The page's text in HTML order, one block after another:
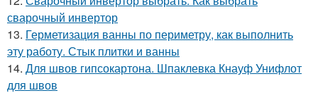
сварочный инвертор
13. Герметизация ванны по периметру, как выполнить
эту работу. Стык плитки и ванны
14. Для швов гипсокартона. Шпаклевка Кнауф Унифлот
для швов